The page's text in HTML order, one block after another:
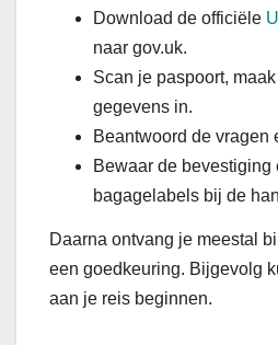
Download de officiële
naar gov.uk.
Scan je paspoort,
gegevens in.
Beantwoord de vragen
Bewaar de bevestiging
bagagelabels bij de
Daarna ontvang je meestal
een goedkeuring. Bijgevolg
aan je reis beginnen.